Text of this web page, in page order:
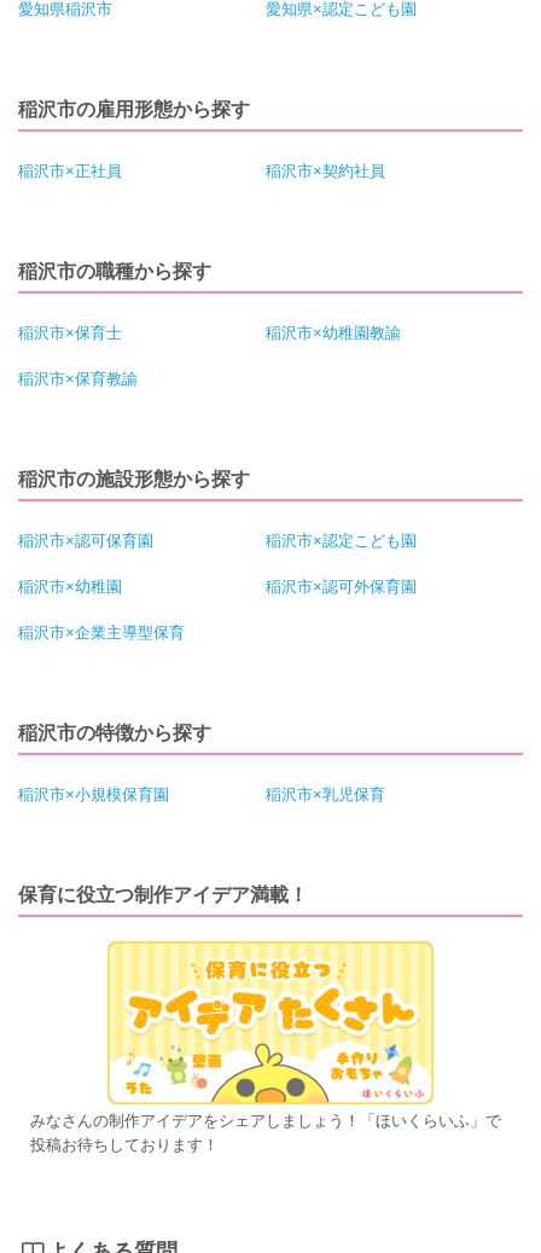
愛知県稲沢市 愛知県×認定こども園
稲沢市の雇用形態から探す
稲沢市×正社員 稲沢市×契約社員
稲沢市の職種から探す
稲沢市×保育士 稲沢市×幼稚園教諭
稲沢市×保育教諭
稲沢市の施設形態から探す
稲沢市×認可保育園 稲沢市×認定こども園
稲沢市×幼稚園 稲沢市×認可外保育園
稲沢市×企業主導型保育
稲沢市の特徴から探す
稲沢市×小規模保育園 稲沢市×乳児保育
保育に役立つ制作アイデア満載！
みなさんの制作アイデアをシェアしましょう！「ほいくらいふ」で
投稿お待ちしております！